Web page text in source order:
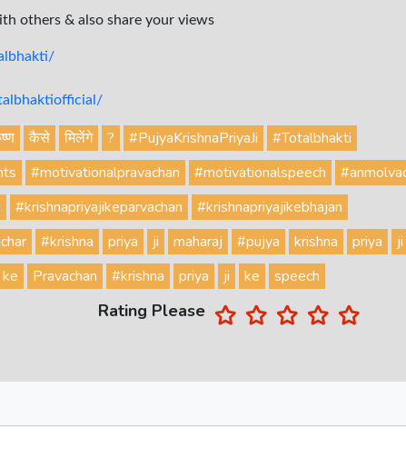
others & also share your views
कैसे मिलेंगे ? #PujyaKrishnaPriyaJi
#Totalbhakti
#motivationalpravachan #motivationalspeech
#krishnapriyajikeparvachan
#krishnapriyajikebhajan
#krishna priya ji maharaj #pujya krishna priya
ji
ke Pravachan #krishna priya ji ke speech
Rating Please